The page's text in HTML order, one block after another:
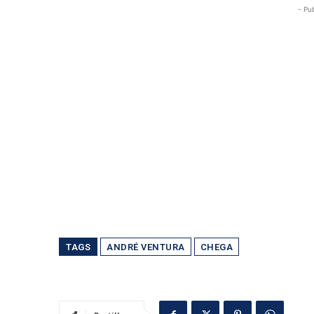
-
TAGS ANDRÉ VENTURA CHEGA